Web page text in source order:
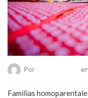
Por
Familias